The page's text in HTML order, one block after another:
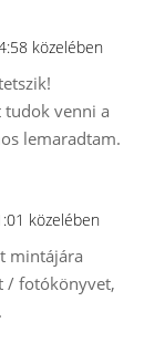
közelében
tudok venni a
lemaradtam.
közelében
mintájára
/ fotókönyvet,